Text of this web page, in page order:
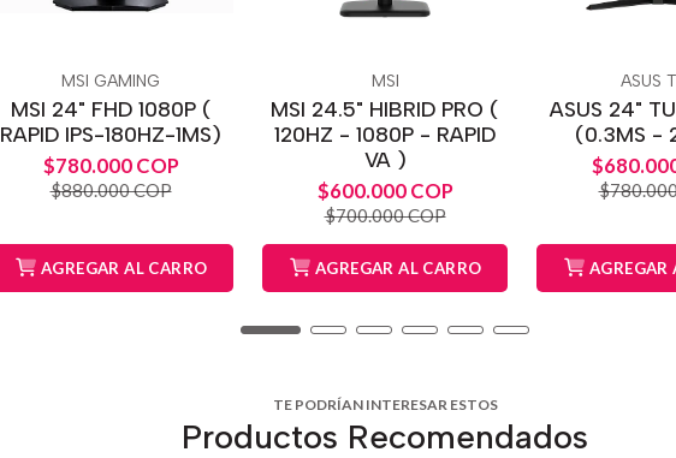
MSI GAMING
MSI 24" FHD 1080P (
RAPID IPS-180HZ-1MS)
$780.000 COP
$880.000 COP
AGREGAR AL CARRO
MSI
MSI 24.5" HIBRID PRO (
120HZ - 1080P - RAPID
VA )
$600.000 COP
$700.000 COP
AGREGAR AL CARRO
ASUS
ASUS 24"
(0.3MS -
AGREGAR
TE PODRÍAN INTERESAR ESTOS
Productos Recomendados